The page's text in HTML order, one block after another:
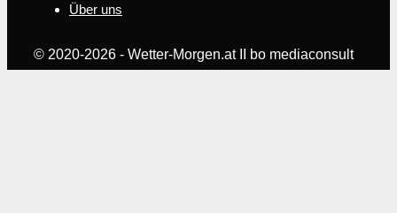
Über uns
© 2020-2026 - Wetter-Morgen.at II bo mediaconsult